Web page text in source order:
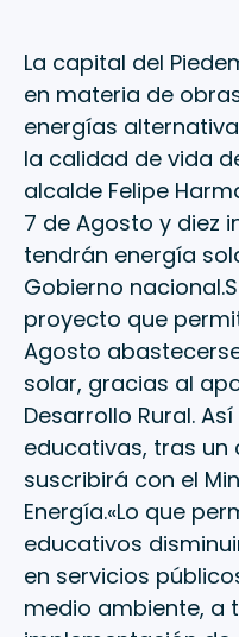
La capital del
en materia de
energías
la calidad de vida
alcalde Felipe
7 de Agosto y diez
tendrán energía
Gobierno
proyecto que
Agosto
solar, gracias al
Desarrollo Rural.
educativas, tras un
suscribirá con el
Energía.«Lo que
educativos
en servicios
medio ambiente, a